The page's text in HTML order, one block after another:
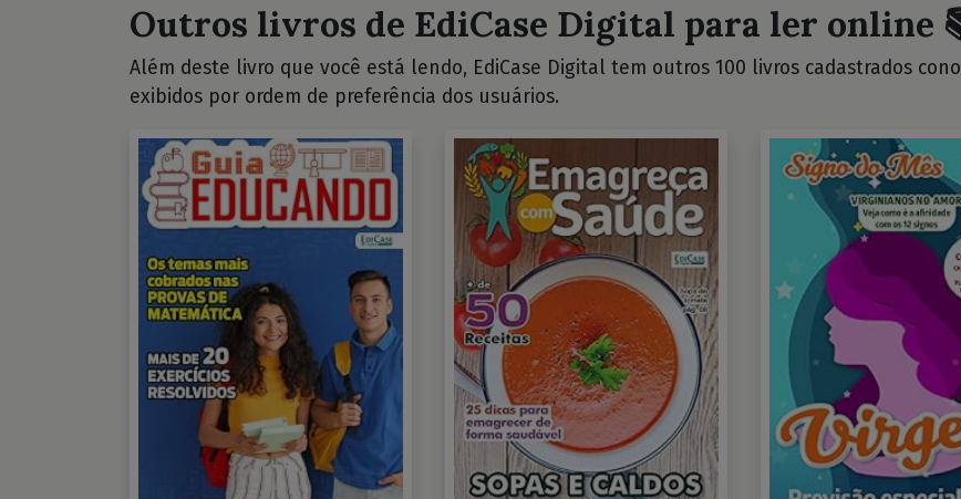
Outros livros de EdiCase Digital para ler online
Além deste livro que você está lendo, EdiCase Digital tem outros 100 livros cadastrados
exibidos por ordem de preferência dos usuários.